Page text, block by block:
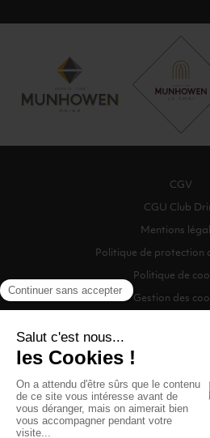
CGV
CGU Club
Mentions
Politique de protection
Politique de
Gestion des
©2026 Munhowen Drinx /
Digitalised by